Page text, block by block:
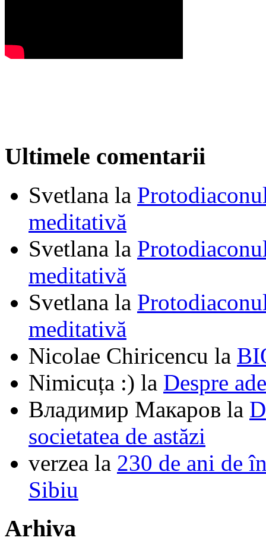
Ultimele comentarii
Svetlana la
meditativă
Svetlana la
meditativă
Svetlana la
meditativă
Nicolae Chiricencu la
Nimicuța :) la Despre
Владимир Макаров la
societatea de astăzi
verzea la 230 de ani de
Sibiu
Arhiva